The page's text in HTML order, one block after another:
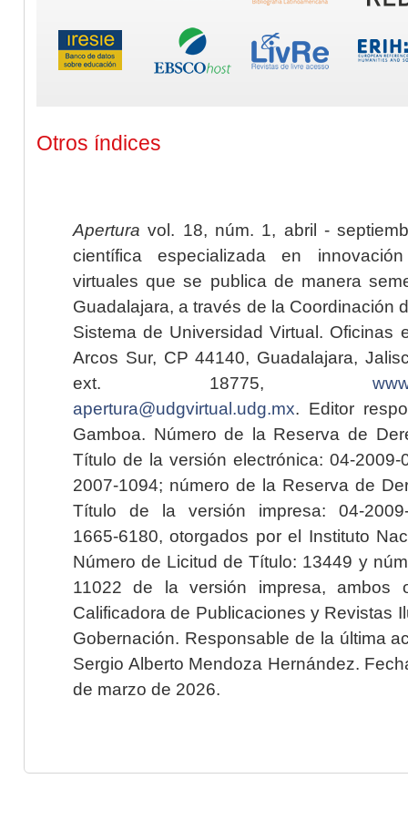
Otros índices
Apertura vol. 18, núm. 1, abril -
científica especializada en
virtuales que se publica de manera
Guadalajara, a través de la Coordinación
Sistema de Universidad Virtual. Oficinas
Arcos Sur, CP 44140, Guadalajara,
ext. 18775,
apertura@udgvirtual.udg.mx. Editor
Gamboa. Número de la Reserva de
Título de la versión electrónica: 04-2009-
2007-1094; número de la Reserva de
Título de la versión impresa: 04-2009-
1665-6180, otorgados por el Instituto
Número de Licitud de Título: 13449 y
11022 de la versión impresa, ambos
Calificadora de Publicaciones y Revistas
Gobernación. Responsable de la última
Sergio Alberto Mendoza Hernández.
de marzo de 2026.